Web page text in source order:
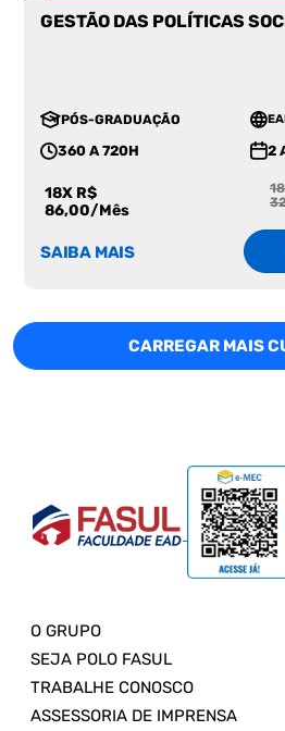
GESTÃO DAS POLÍTICAS
PÓS-GRADUAÇÃO
360 A 720H 2
18X R$
86,00/Mês
SAIBA MAIS
CARREGAR MAIS
O GRUPO
SEJA POLO FASUL
TRABALHE CONOSCO
ASSESSORIA DE IMPRENSA